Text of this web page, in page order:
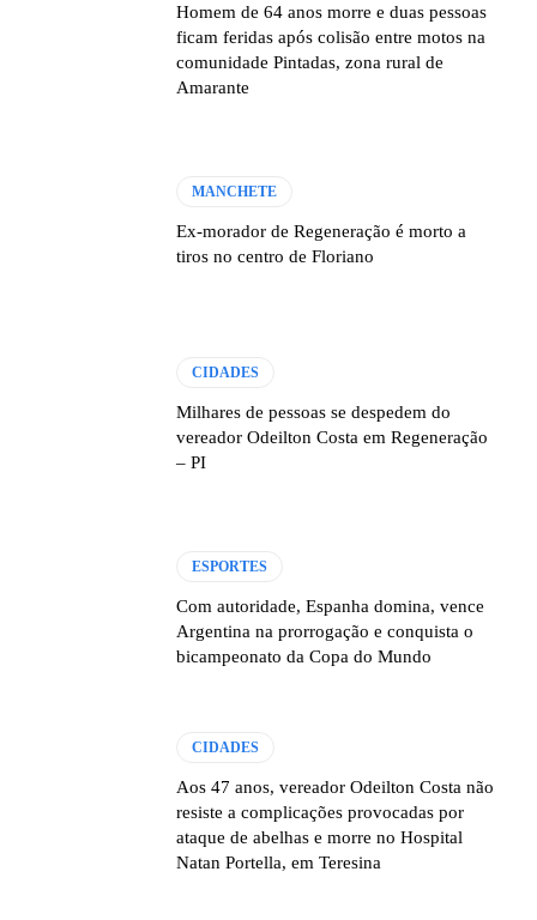
Homem de 64 anos morre e duas pessoas
ficam feridas após colisão entre motos na
comunidade Pintadas, zona rural de
Amarante
MANCHETE
Ex-morador de Regeneração é morto a
tiros no centro de Floriano
CIDADES
Milhares de pessoas se despedem do
vereador Odeilton Costa em Regeneração
– PI
ESPORTES
Com autoridade, Espanha domina, vence
Argentina na prorrogação e conquista o
bicampeonato da Copa do Mundo
CIDADES
Aos 47 anos, vereador Odeilton Costa não
resiste a complicações provocadas por
ataque de abelhas e morre no Hospital
Natan Portella, em Teresina